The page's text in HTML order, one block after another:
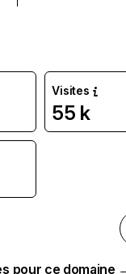
Visites
55 k
pour ce domaine